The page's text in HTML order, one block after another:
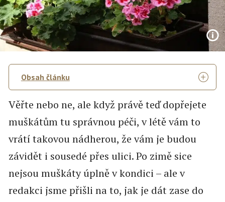
Obsah článku
Věřte nebo ne, ale když právě teď dopřejete
muškátům tu správnou péči, v létě vám to
vrátí takovou nádherou, že vám je budou
závidět i sousedé přes ulici. Po zimě sice
nejsou muškáty úplně v kondici – ale v
redakci jsme přišli na to, jak je dát zase do